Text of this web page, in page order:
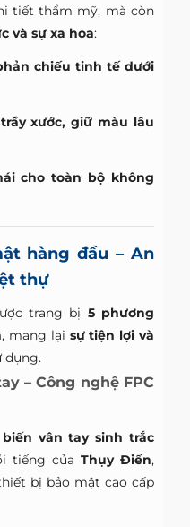
tiết thẩm mỹ, mà còn
và sự xa hoa:
chiếu tinh tế dưới
xước, giữ màu lâu
cho toàn bộ không
hàng đầu – An
thự
trang bị 5 phương
, mang lại sự tiện lợi và
dụng.
– Công nghệ FPC
vân tay sinh trắc
tiếng của Thụy Điển,
bị bảo mật cao cấp